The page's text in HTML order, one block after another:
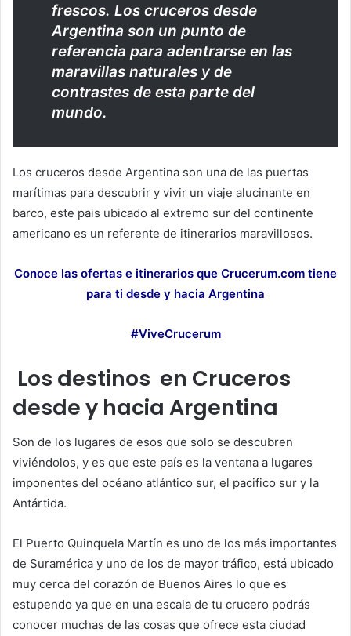
frescos. Los cruceros desde
Argentina son un punto de
referencia para adentrarse en las
maravillas naturales y de
contrastes de esta parte del
mundo.
Los cruceros desde Argentina son una de las puertas
marítimas para descubrir y vivir un viaje alucinante en
barco, este pais ubicado al extremo sur del continente
americano es un referente de itinerarios maravillosos.
Conoce las ofertas e itinerarios que Crucerum.com tiene
para ti desde y hacia Argentina
#ViveCrucerum
Los destinos en Cruceros
desde y hacia Argentina
Son de los lugares de esos que solo se descubren
viviéndolos, y es que este país es la ventana a lugares
imponentes del océano atlántico sur, el pacifico sur y la
Antártida.
El Puerto Quinquela Martín es uno de los más importantes
de Suramérica y uno de los de mayor tráfico, está ubicado
muy cerca del corazón de Buenos Aires lo que es
estupendo ya que en una escala de tu crucero podrás
conocer muchas de las cosas que ofrece esta ciudad